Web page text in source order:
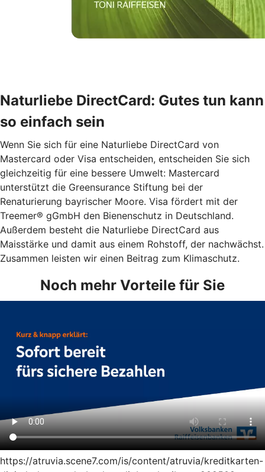
Naturliebe DirectCard: Gutes tun kann
so einfach sein
Wenn Sie sich für eine Naturliebe DirectCard von
Mastercard oder Visa entscheiden, entscheiden Sie sich
gleichzeitig für eine bessere Umwelt: Mastercard
unterstützt die Greensurance Stiftung bei der
Renaturierung bayrischer Moore. Visa fördert mit der
Treemer® gGmbH den Bienenschutz in Deutschland.
Außerdem besteht die Naturliebe DirectCard aus
Maisstärke und damit aus einem Rohstoff, der nachwächst.
Zusammen leisten wir einen Beitrag zum Klimaschutz.
Noch mehr Vorteile für Sie
https://atruvia.scene7.com/is/content/atruvia/kreditkarten-